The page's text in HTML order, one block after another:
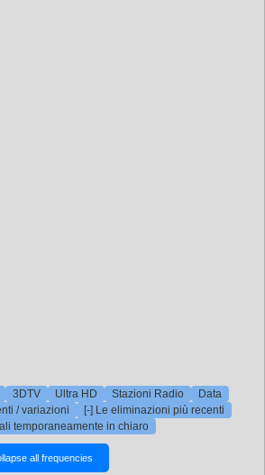
3DTV Ultra HD Stazioni Radio
Data
/ variazioni
[-] Le eliminazioni più recenti
temporaneamente in chiaro